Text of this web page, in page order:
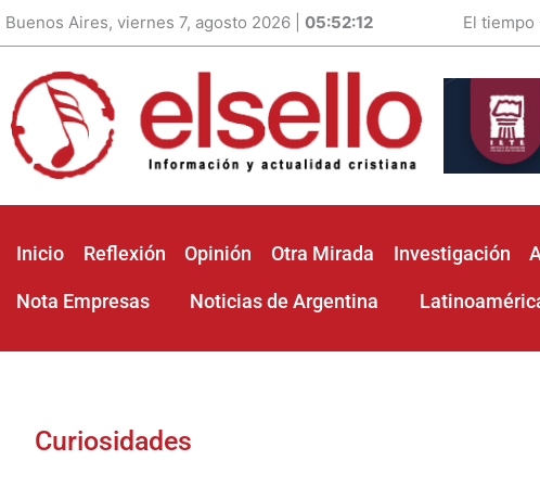
Buenos Aires, viernes 7, agosto 2026 | 05:52:14 El
Inicio Reflexión Opinión Otra Mirada Investigación
Nota Empresas Noticias de Argentina
Curiosidades